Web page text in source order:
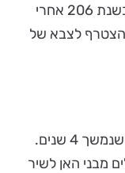
הספירה ועד למאה השלישית אחריה. בשנת 206 אחרי
לצבא של
הסיפור מתחיל עם הקרב האחרון, קרב שנמשך 4 שנים.
מבני האן לשיר